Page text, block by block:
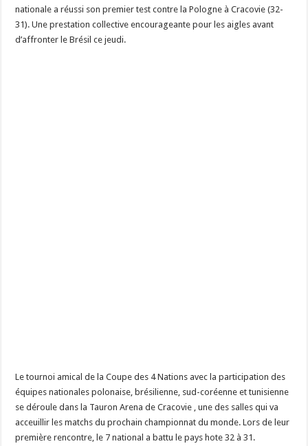
nationale a réussi son premier test contre la Pologne à Cracovie (32-
31). Une prestation collective encourageante pour les aigles avant
d’affronter le Brésil ce jeudi.
Le tournoi amical de la Coupe des 4 Nations avec la participation des
équipes nationales polonaise, brésilienne, sud-coréenne et tunisienne
se déroule dans la Tauron Arena de Cracovie , une des salles qui va
acceuillir les matchs du prochain championnat du monde. Lors de leur
première rencontre, le 7 national a battu le pays hote 32 à 31.